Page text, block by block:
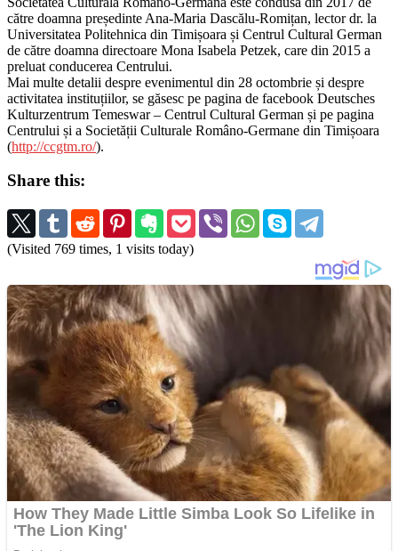
către doamna președinte Ana-Maria Dascălu-Romițan, lector dr. la
Universitatea Politehnica din Timișoara și Centrul Cultural German
de către doamna directoare Mona Isabela Petzek, care din 2015 a
preluat conducerea Centrului.
Mai multe detalii despre evenimentul din 28 octombrie și despre
activitatea instituțiilor, se găsesc pe pagina de facebook Deutsches
Kulturzentrum Temeswar – Centrul Cultural German și pe pagina
Centrului și a Societății Culturale Româno-Germane din Timișoara
(http://ccgtm.ro/).
Share this:
(Visited 769 times, 1 visits today)